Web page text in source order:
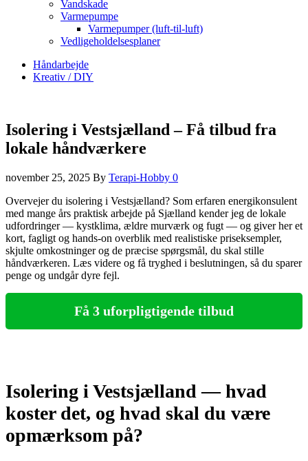
Vandskade
Varmepumpe
Varmepumper (luft-til-luft)
Vedligeholdelsesplaner
Håndarbejde
Kreativ / DIY
Isolering i Vestsjælland – Få tilbud fra
lokale håndværkere
november 25, 2025 By Terapi-Hobby 0
Overvejer du isolering i Vestsjælland? Som erfaren energikonsulent
med mange års praktisk arbejde på Sjælland kender jeg de lokale
udfordringer — kystklima, ældre murværk og fugt — og giver her et
kort, fagligt og hands‑on overblik med realistiske priseksempler,
skjulte omkostninger og de præcise spørgsmål, du skal stille
håndværkeren. Læs videre og få tryghed i beslutningen, så du sparer
penge og undgår dyre fejl.
Få 3 uforpligtigende tilbud
Isolering i Vestsjælland — hvad
koster det, og hvad skal du være
opmærksom på?